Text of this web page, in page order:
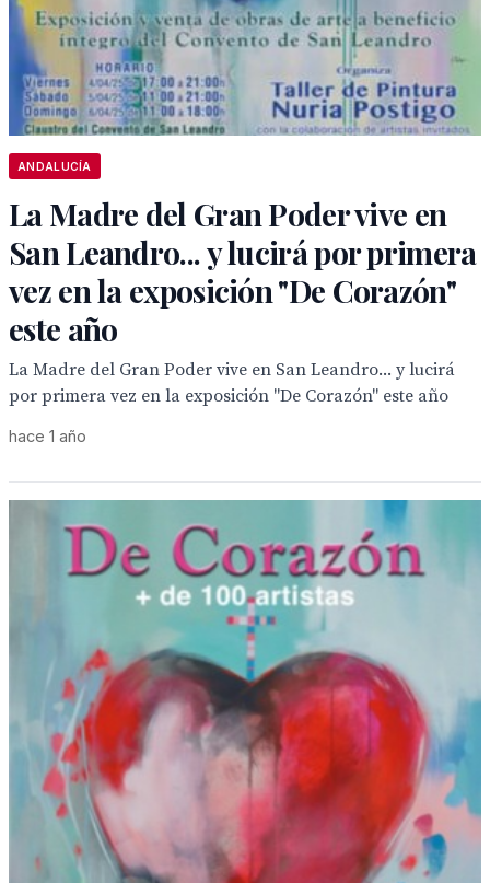
ANDALUCÍA
La Madre del Gran Poder vive en
San Leandro... y lucirá por primera
vez en la exposición "De Corazón"
este año
La Madre del Gran Poder vive en San Leandro... y lucirá
por primera vez en la exposición "De Corazón" este año
hace 1 año